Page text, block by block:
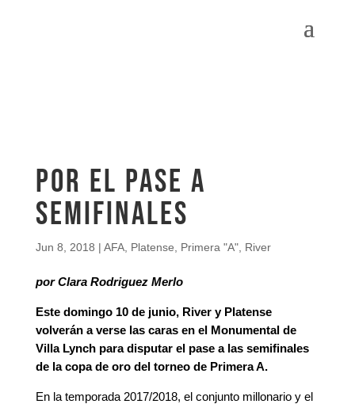
Por el pase a
semifinales
Jun 8, 2018 | AFA, Platense Primera "A", River
por Clara Rodriguez Merlo
Este domingo 10 de junio, River y Platense
volverán a verse las caras en el Monumental de
Villa Lynch para disputar el pase a las semifinales
de la copa de oro del torneo de Primera A.
En la temporada 2017/2018, el conjunto millonario y el